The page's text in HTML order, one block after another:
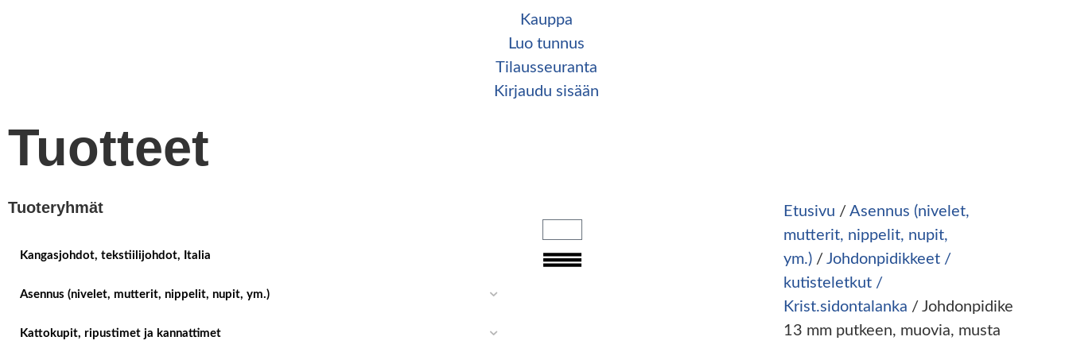
Kauppa
Luo tunnus
Tilaus­seuranta
Kirjaudu sisään
Tuotteet
Tuoteryhmät
Kangasjohdot, tekstiilijohdot, Italia
Asennus (nivelet, mutterit, nippelit, nupit, ym.)
Kattokupit, ripustimet ja kannattimet
Etusivu / Asennus (nivelet,
mutterit, nippelit, nupit,
ym.) / Johdonpidikkeet /
kutisteletkut /
Krist.sidontalanka / Johdonpidike
13 mm putkeen, muovia, musta